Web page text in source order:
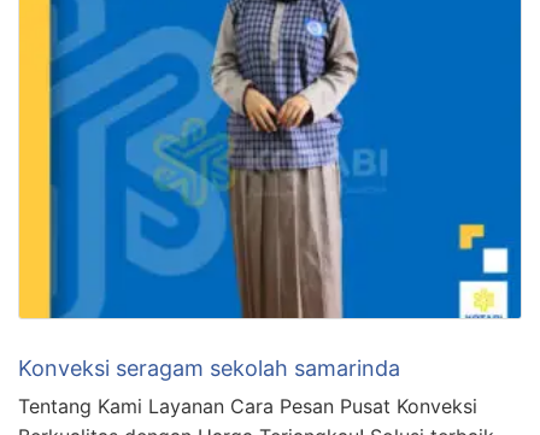
Konveksi seragam sekolah samarinda
Tentang Kami Layanan Cara Pesan Pusat Konveksi